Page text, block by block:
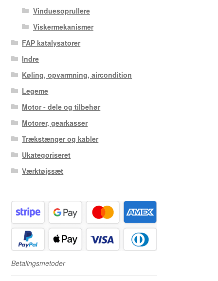
Vinduesoprullere
Viskermekanismer
FAP katalysatorer
Indre
Køling, opvarmning, aircondition
Legeme
Motor - dele og tilbehør
Motorer, gearkasser
Trækstænger og kabler
Ukategoriseret
Værktøjssæt
Betalingsmetoder